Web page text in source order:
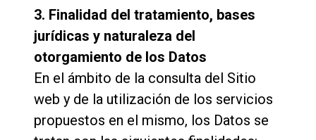
3. Finalidad del tratamiento, bases
jurídicas y naturaleza del
otorgamiento de los Datos
En el ámbito de la consulta del Sitio
web y de la utilización de los servicios
propuestos en el mismo, los Datos se